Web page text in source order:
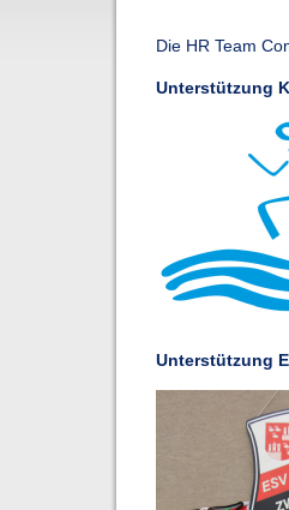
Die HR Team
Unterstützung
Unterstützung